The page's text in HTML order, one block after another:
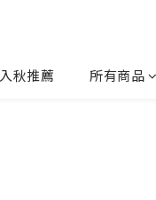
入秋推薦 所有商品